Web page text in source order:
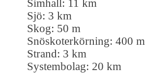
Simhall: 11 km
Sjö: 3 km
Skog: 50 m
Snöskoterkörning: 400 m
Strand: 3 km
Systembolag: 20 km